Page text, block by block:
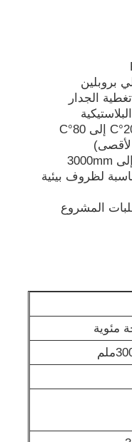
بروبلين
الجدار
مقاومة درجات الحرارة: -20°C إلى 80°C
لظروف بيئية
المشروع